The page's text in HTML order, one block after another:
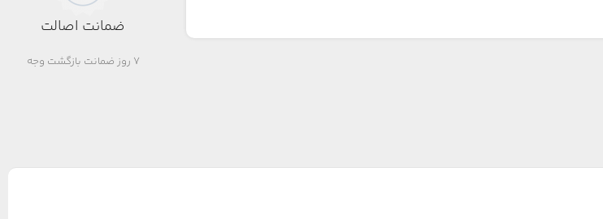
ضمانت اصالت
7 روز ضمانت بازگشت وجه